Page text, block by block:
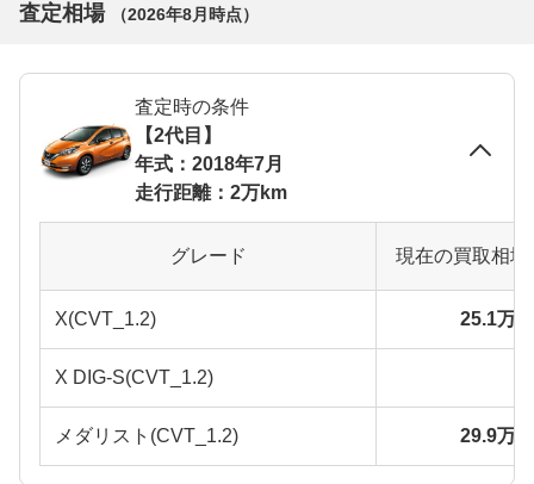
査定相場
（2026年8月 時点）
査定時の条件
【2代目】
年式：2018年7月
走行距離：2万km
グレード 現在の買取相
X(CVT_1.2) 25.1万
X DIG-S(CVT_1.2)
メダリスト(CVT_1.2) 29.9万